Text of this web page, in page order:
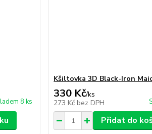
8 ks
Kšiltovka 3D Black-Iron
330 Kč/ks
273 Kč bez DPH
Přidat do